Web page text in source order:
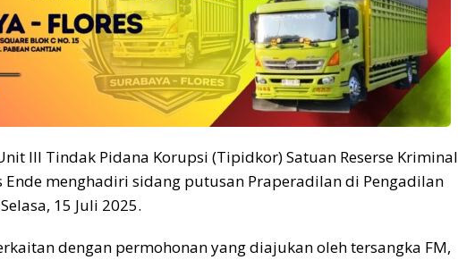
III Tindak Pidana Korupsi (Tipidkor) Satuan Reserse Kriminal
Ende menghadiri sidang putusan Praperadilan di Pengadilan
15 Juli 2025.
dengan permohonan yang diajukan oleh tersangka FM,